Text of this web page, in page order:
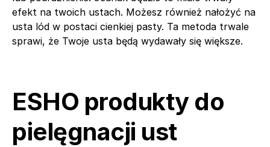
efekt na twoich ustach. Możesz również nałożyć na
usta lód w postaci cienkiej pasty. Ta metoda trwale
sprawi, że Twoje usta będą wydawały się większe.
ESHO produkty do
pielęgnacji ust